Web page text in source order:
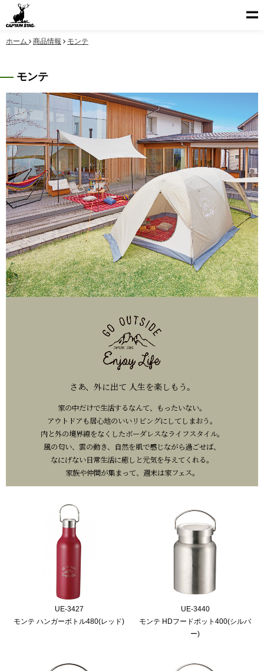
ホーム 商品情報 モンテ
モンテ
さあ、外に出て 人生を楽しもう。
家の中だけで生活するなんて、もったいない。
アウトドアも居心地のいいリビングにしてしまおう。
内と外の境界線をなくしたボーダレスなライフスタイル。
風の匂い、雲の動き、自然を肌で感じながら過ごせば、
なにげない日常生活に癒しと元気を与えてくれる。
家族や仲間が集まって、週末は家フェス。
UE-3427
モンテ ハンガーボトル480(レッド)
UE-3440
モンテ HDフードポット400(シルバ
ー)